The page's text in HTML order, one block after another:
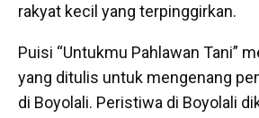
rakyat kecil yang terpinggirkan.
Puisi “Untukmu Pahlawan Tani”
yang ditulis untuk mengenang
di Boyolali. Peristiwa di Boyolali